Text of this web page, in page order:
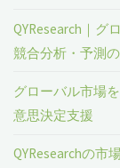
QYResearch｜グ
競合分析・予測
グローバル市場
意思決定支援
QYResearchの